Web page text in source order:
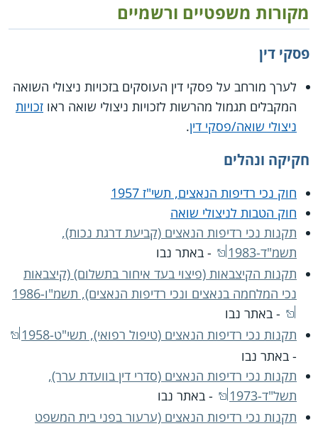
מקורות משפטיים ורשמיים
פסקי דין
לערך מורחב על פסקי דין העוסקים בזכויות ניצולי השואה
המקבלים תגמול מהרשות לזכויות ניצולי שואה ראו זכויות
ניצולי שואה/פסקי דין.
חקיקה ונהלים
חוק נכי רדיפות הנאצים, תשי"ז 1957
חוק הטבות לניצולי שואה
תקנות נכי רדיפות הנאצים (קביעת דרגת נכות),
תשמ"ד-1983
- באתר נבו
תקנות הקיצבאות (פיצוי בעד איחור בתשלום) (קיצבאות
נכי המלחמה בנאצים ונכי רדיפות הנאצים), תשמ"ו-1986
- באתר נבו
תקנות נכי רדיפות הנאצים (טיפול רפואי), תשי"ט-1958
- באתר נבו
תקנות נכי רדיפות הנאצים (סדרי דין בוועדת ערר),
תשל"ד-1973
- באתר נבו
תקנות נכי רדיפות הנאצים (ערעור בפני בית המשפט